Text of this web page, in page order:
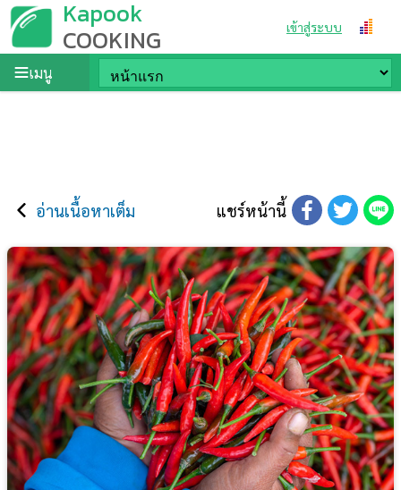
Kapook
COOKING เข้าสู่ระบบ
เมนู
อ่านเนื้อหาเต็ม แชร์หน้านี้